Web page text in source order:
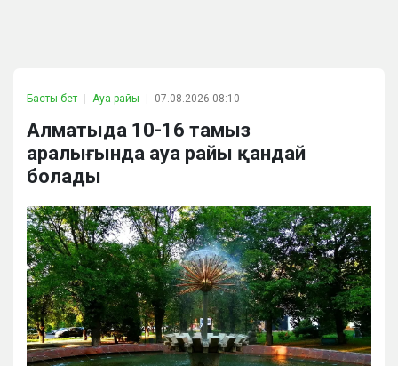
Басты бет Ауа райы 07.08.2026 08:10
Алматыда 10-16 тамыз
аралығында ауа райы қандай
болады